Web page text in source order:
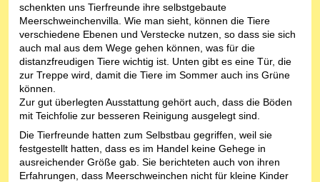
schenkten uns Tierfreunde ihre selbstgebaute
Meerschweinchenvilla. Wie man sieht, können die Tiere
verschiedene Ebenen und Verstecke nutzen, so dass sie sich
auch mal aus dem Wege gehen können, was für die
distanzfreudigen Tiere wichtig ist. Unten gibt es eine Tür, die
zur Treppe wird, damit die Tiere im Sommer auch ins Grüne
können.
Zur gut überlegten Ausstattung gehört auch, dass die Böden
mit Teichfolie zur besseren Reinigung ausgelegt sind.
Die Tierfreunde hatten zum Selbstbau gegriffen, weil sie
festgestellt hatten, dass es im Handel keine Gehege in
ausreichender Größe gab. Sie berichteten auch von ihren
Erfahrungen, dass Meerschweinchen nicht für kleine Kinder